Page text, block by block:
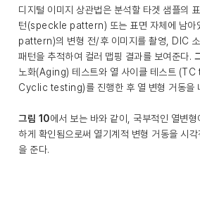
디지털 이미지 상관법은 분석할 타겟 샘플의
턴(speckle pattern) 또는 표면 자체에 남아
pattern)의 변형 전/후 이미지를 촬영, DIC
패턴을 추적하여 컬러 맵핑 결과를 보여준다.
노화(Aging) 테스트와 열 사이클 테스트
Cyclic testing)를 진행한 후 열 변형 거동을
그림 10에서 보는 바와 같이, 국부적인 열변
하게 확인됨으로써 열기계적 변형 거동을 시
을 준다.